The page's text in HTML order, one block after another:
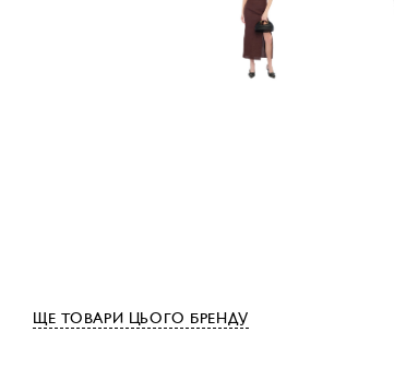
ЩЕ ТОВАРИ ЦЬОГО БРЕНДУ